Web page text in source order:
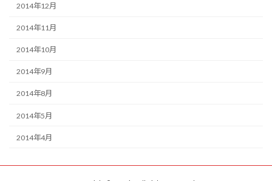
2014年12月
2014年11月
2014年10月
2014年9月
2014年8月
2014年5月
2014年4月